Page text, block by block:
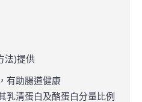
法)提供
有助腸道健康
乳清蛋白及酪蛋白分量比例